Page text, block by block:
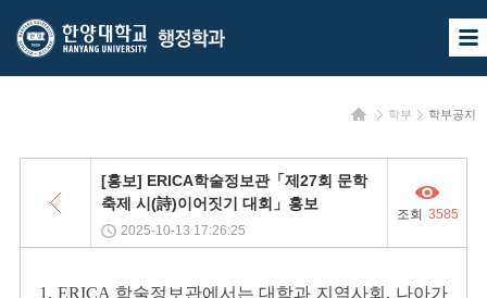
한
양
교
양
교
행
정
학
사
이
열
홈 학부 학부공지
[홍보] ERICA학술정보관「제27회 문학
축제 시(詩)이어짓기 대회」홍보
조회 3585
2025-10-13 17:26:25
1. ERICA 학술정보관에서는 대학과 지역사회, 나아가